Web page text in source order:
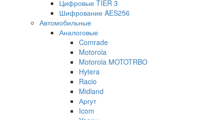
Цифровые TIER 3
Шифрование AES256
Автомобильные
Аналоговые
Comrade
Motorola
Motorola MOTOTRBO
Hytera
Racio
Midland
Аргут
Icom